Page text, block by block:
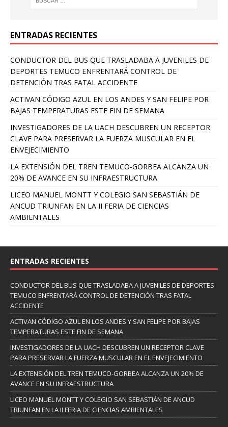
ENTRADAS RECIENTES
CONDUCTOR DEL BUS QUE TRASLADABA A JUVENILES DE
DEPORTES TEMUCO ENFRENTARÁ CONTROL DE
DETENCIÓN TRAS FATAL ACCIDENTE
ACTIVAN CÓDIGO AZUL EN LOS ANDES Y SAN FELIPE POR
BAJAS TEMPERATURAS ESTE FIN DE SEMANA
INVESTIGADORES DE LA UACH DESCUBREN UN RECEPTOR
CLAVE PARA PRESERVAR LA FUERZA MUSCULAR EN EL
ENVEJECIMIENTO
LA EXTENSIÓN DEL TREN TEMUCO-GORBEA ALCANZA UN
20% DE AVANCE EN SU INFRAESTRUCTURA
LICEO MANUEL MONTT Y COLEGIO SAN SEBASTIÁN DE
ANCUD TRIUNFAN EN LA II FERIA DE CIENCIAS
AMBIENTALES
ENTRADAS RECIENTES
CONDUCTOR DEL BUS QUE TRASLADABA A JUVENILES DE DEPORTES
TEMUCO ENFRENTARÁ CONTROL DE DETENCIÓN TRAS FATAL
ACCIDENTE
ACTIVAN CÓDIGO AZUL EN LOS ANDES Y SAN FELIPE POR BAJAS
TEMPERATURAS ESTE FIN DE SEMANA
INVESTIGADORES DE LA UACH DESCUBREN UN RECEPTOR CLAVE
PARA PRESERVAR LA FUERZA MUSCULAR EN EL ENVEJECIMIENTO
LA EXTENSIÓN DEL TREN TEMUCO-GORBEA ALCANZA UN 20% DE
AVANCE EN SU INFRAESTRUCTURA
LICEO MANUEL MONTT Y COLEGIO SAN SEBASTIÁN DE ANCUD
TRIUNFAN EN LA II FERIA DE CIENCIAS AMBIENTALES